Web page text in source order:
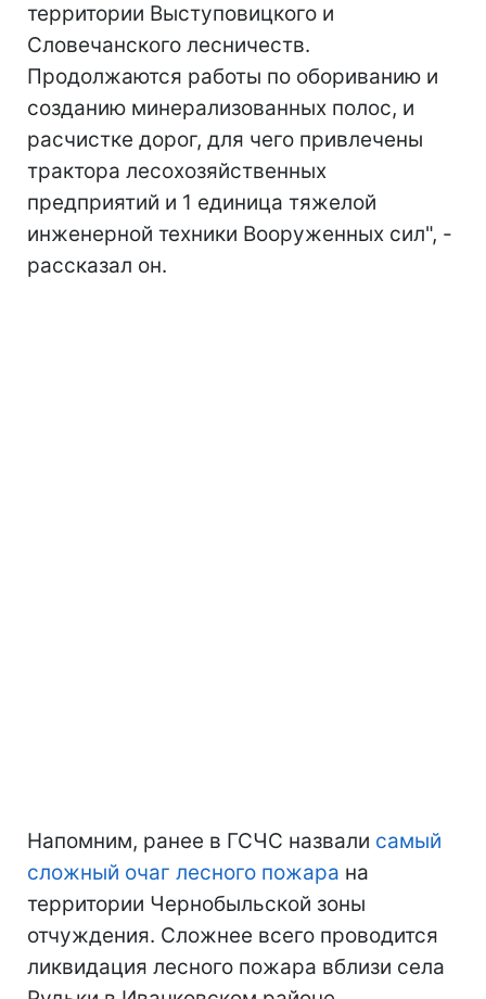
территории Выступовицкого и
Словечанского лесничеств.
Продолжаются работы по обориванию и
созданию минерализованных полос, и
расчистке дорог, для чего привлечены
трактора лесохозяйственных
предприятий и 1 единица тяжелой
инженерной техники Вооруженных сил", -
рассказал он.
Напомним, ранее в ГСЧС назвали самый
сложный очаг лесного пожара на
территории Чернобыльской зоны
отчуждения. Сложнее всего проводится
ликвидация лесного пожара вблизи села